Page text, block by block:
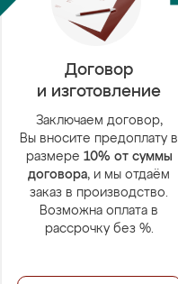
Договор
и изготовление
Заключаем договор,
Вы вносите предоплату в
размере 10% от суммы
договора, и мы отдаём
заказ в производство.
Возможна оплата в
рассрочку без %.